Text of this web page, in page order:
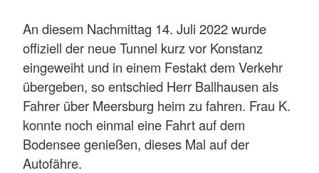
An diesem Nachmittag 14. Juli 2022 wurde
offiziell der neue Tunnel kurz vor Konstanz
eingeweiht und in einem Festakt dem Verkehr
übergeben, so entschied Herr Ballhausen als
Fahrer über Meersburg heim zu fahren. Frau K.
konnte noch einmal eine Fahrt auf dem
Bodensee genießen, dieses Mal auf der
Autofähre.